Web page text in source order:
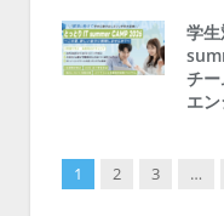
学
チ
エ
1 2 3 …